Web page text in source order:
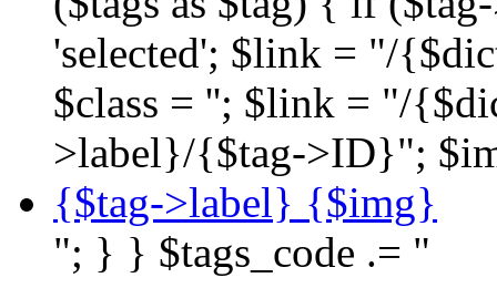
'selected'; $link = "/
$class = ''; $link = "/
>label}/{$tag->ID}";
{$tag->label} {$img}
"; } } $tags_code .= "